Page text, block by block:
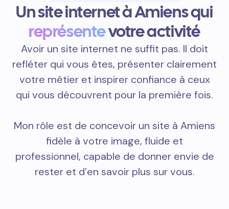
Un site internet à Amiens qui
représentevotre activité
Avoir un site internet ne suffit pas. Il doit
refléter qui vous êtes, présenter clairement
votre métier et inspirer confiance à ceux
qui vous découvrent pour la première fois.
Mon rôle est de concevoir un site à Amiens
fidèle à votre image, fluide et
professionnel, capable de donner envie de
rester et d’en savoir plus sur vous.